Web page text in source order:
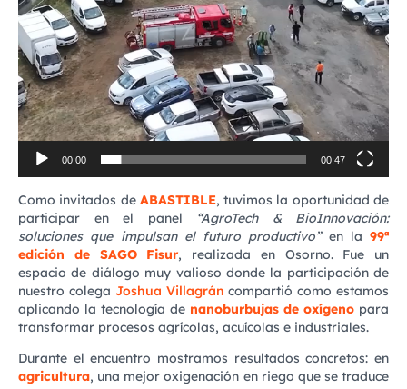
00:00 00:47
Como invitados de ABASTIBLE, tuvimos la oportunidad de
participar en el panel
“AgroTech & BioInnovación:
soluciones que impulsan el futuro productivo”en la 99ª
edición de SAGO Fisur, realizada en Osorno. Fue un
espacio de diálogo muy valioso donde la participación de
nuestro colega Joshua Villagrán compartió como estamos
aplicando la tecnología de nanoburbujas de oxígeno para
transformar procesos agrícolas, acuícolas e industriales.
Durante el encuentro mostramos resultados concretos: en
agricultura, una mejor oxigenación en riego que se traduce